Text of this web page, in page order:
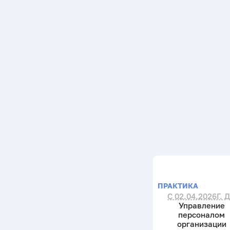
ПРАКТИКА
С 02.04.2026Г.
Управление
персоналом
организации